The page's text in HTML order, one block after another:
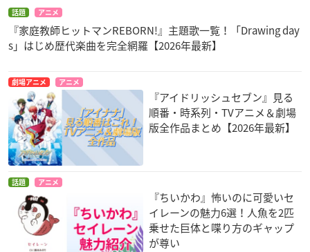
話題 アニメ
『家庭教師ヒットマンREBORN!』主題歌一覧！「Drawing day
s」はじめ歴代楽曲を完全網羅【2026年最新】
劇場アニメ アニメ
『アイドリッシュセブン』見る
順番・時系列・TVアニメ＆劇場
版全作品まとめ【2026年最新】
話題 アニメ
『ちいかわ』怖いのに可愛いセ
イレーンの魅力6選！人魚を2匹
乗せた巨体と喋り方のギャップ
が尊い